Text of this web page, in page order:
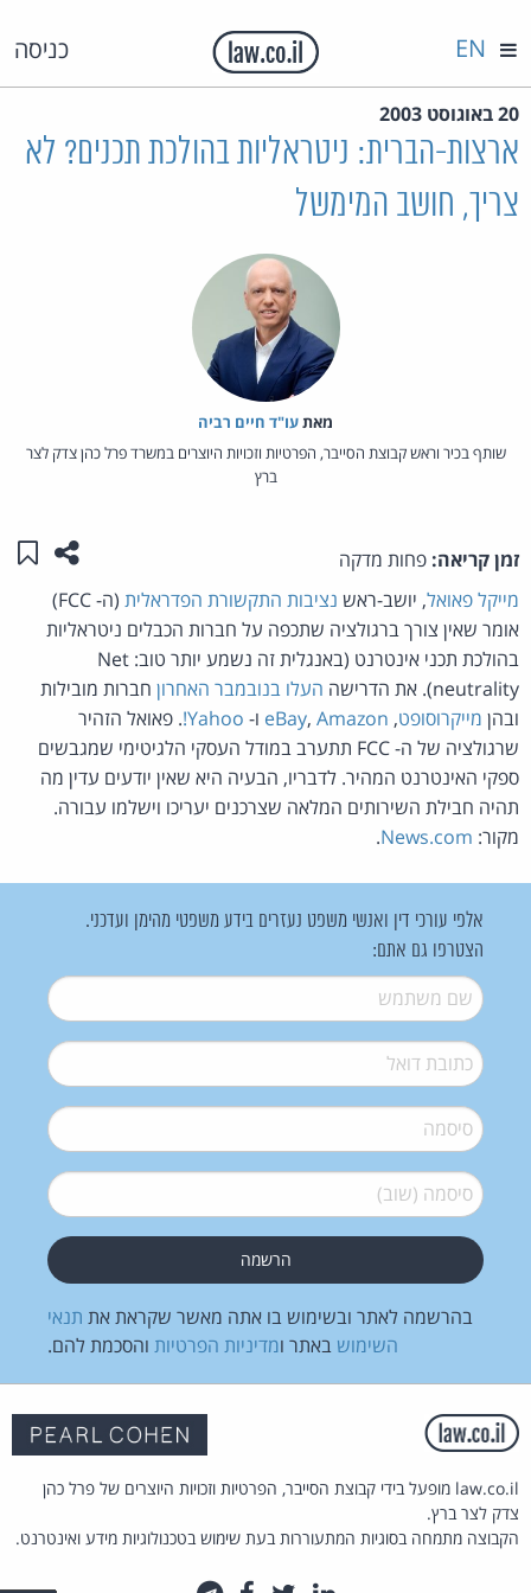
כניסה EN
20 באוגוסט 2003
ארצות-הברית: ניטראליות בהולכת תכנים? לא
צריך, חושב המימשל
מאת‏עו"ד חיים רביה
שותף בכיר וראש קבוצת הסייבר, הפרטיות וזכויות היוצרים במשרד פרל כהן צדק לצר
ברץ
זמן קריאה: פחות מדקה שתפו
מייקל פאואל, יושב-ראש נציבות התקשורת הפדראלית
(ה- FCC)
אומר שאין צורך ברגולציה שתכפה על חברות הכבלים ניטראליות
בהולכת תכני אינטרנט (באנגלית זה נשמע יותר טוב: Net
neutrality). את הדרישה
העלו בנובמבר האחרון חברות מובילות
ובהן מייקרוסופט,
eBay, Amazon ו- Yahoo! . פאואל הזהיר
שרגולציה של ה- FCC תתערב במודל העסקי הלגיטימי שמגבשים
ספקי האינטרנט המהיר. לדבריו, הבעיה היא שאין יודעים עדין מה
תהיה חבילת השירותים המלאה שצרכנים יעריכו וישלמו עבורה.
מקור: News.com
.
אלפי עורכי דין ואנשי משפט נעזרים בידע משפטי מהימן ועדכני.
הצטרפו גם אתם:
שם משתמש*
דואל*
סיסמה*
סיסמה (שוב)*
בהרשמה לאתר ובשימוש בו אתה מאשר שקראת את תנאי
השימוש באתר ומדיניות הפרטיות והסכמת להם.
law.co.il מופעל בידי קבוצת הסייבר, הפרטיות וזכויות היוצרים של פרל כהן
צדק לצר ברץ.
הקבוצה מתמחה בסוגיות המתעוררות בעת שימוש בטכנולוגיות מידע ואינטרנט.